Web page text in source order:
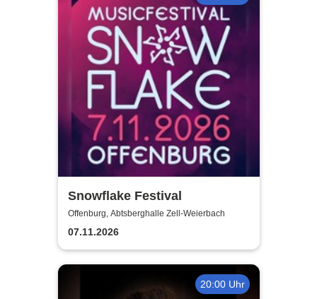
Snowflake Festival
Offenburg, Abtsberghalle Zell-Weierbach
07.11.2026
20:00 Uhr